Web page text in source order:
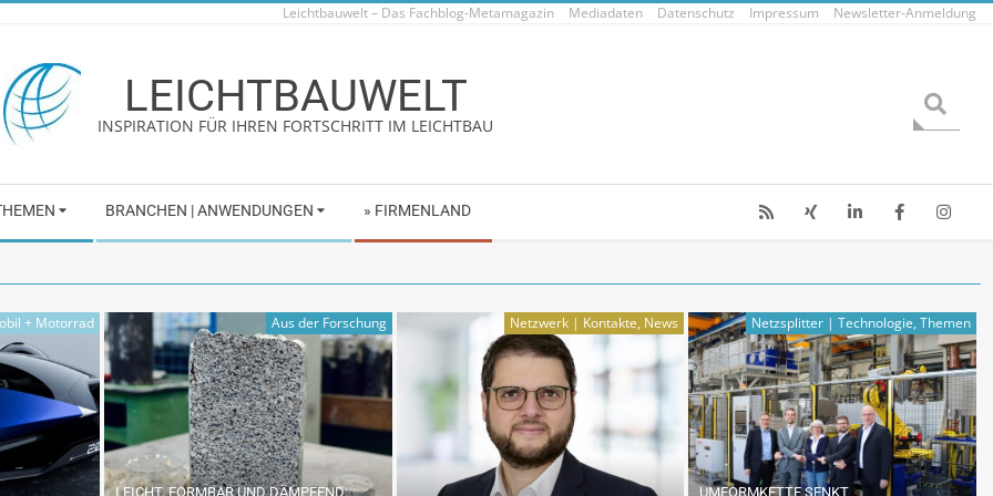
Leichtbauwelt – Das Fachblog-Metamagazin Mediadaten Datenschutz Impressum Newsletter-Anmeldung
LEICHTBAUWELT
INSPIRATION FÜR IHREN FORTSCHRITT IM LEICHTBAU
BRANCHEN | ANWENDUNGEN » FIRMENLAND
+ Motorrad Aus der Forschung
LEICHT, FORMBAR UND DÄMPFEND:
Netzwerk | Kontakte, News Netzsplitter | Technologie, Themen
UMFORMKETTE SENKT